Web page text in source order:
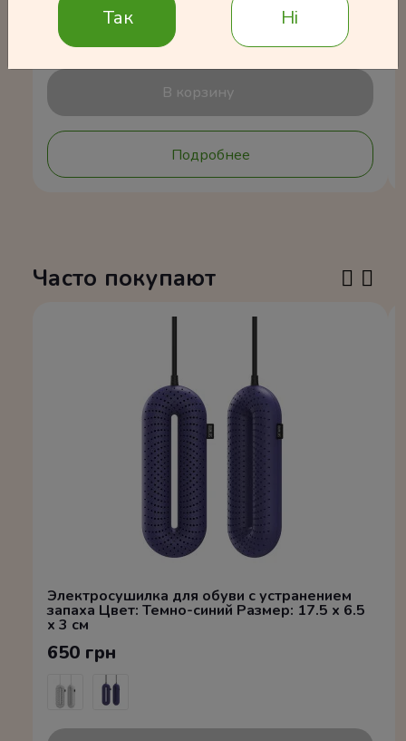
В корзину
Подробнее
Часто покупают
Электросушилка для обуви с устранением
запаха Цвет: Темно-синий Размер: 17.5 x 6.5
x 3 см
650 грн
Так Ні